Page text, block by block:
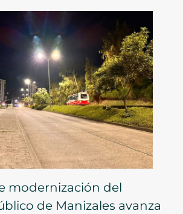
modernización del
de Manizales avanza